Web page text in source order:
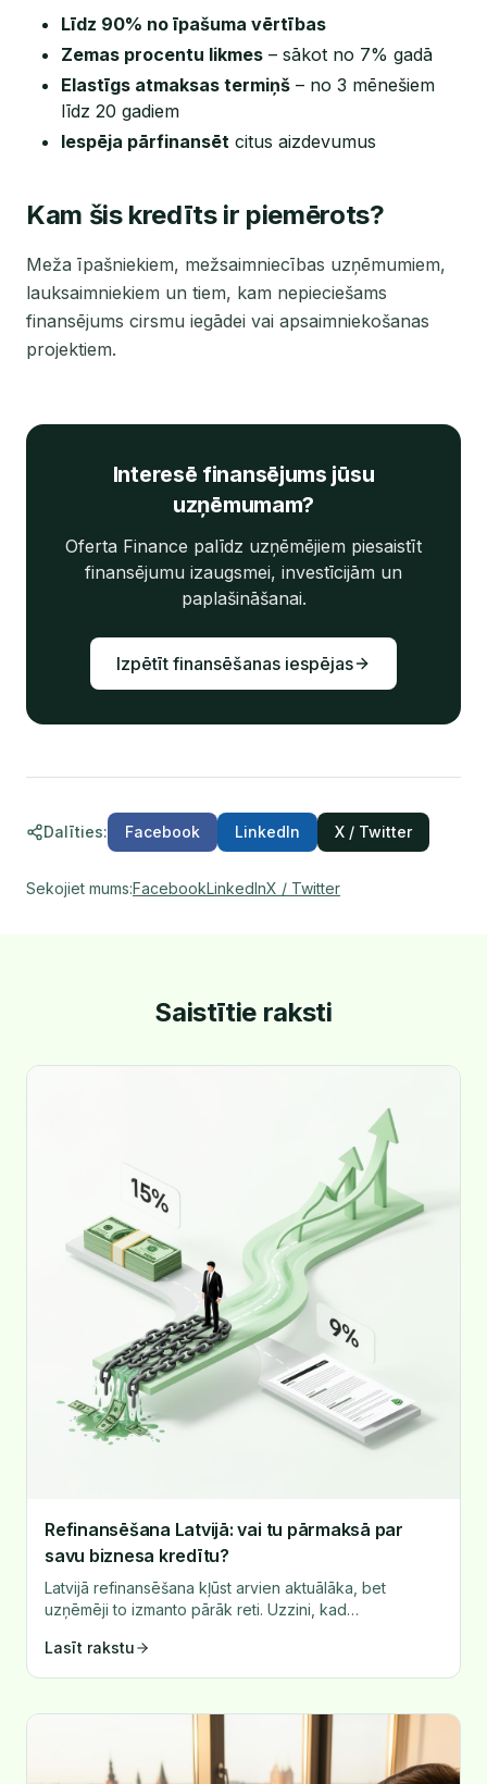
Līdz 90% no īpašuma vērtības
Zemas procentu likmes – sākot no 7% gadā
Elastīgs atmaksas termiņš – no 3 mēnešiem
līdz 20 gadiem
Iespēja pārfinansēt citus aizdevumus
Kam šis kredīts ir piemērots?
Meža īpašniekiem, mežsaimniecības uzņēmumiem,
lauksaimniekiem un tiem, kam nepieciešams
finansējums cirsmu iegādei vai apsaimniekošanas
projektiem.
Interesē finansējums jūsu
uzņēmumam?
Oferta Finance palīdz uzņēmējiem piesaistīt
finansējumu izaugsmei, investīcijām un
paplašināšanai.
Izpētīt finansēšanas iespējas
Dalīties: Facebook LinkedIn X / Twitter
Sekojiet mums:FacebookLinkedInX / Twitter
Saistītie raksti
Refinansēšana Latvijā: vai tu pārmaksā par
savu biznesa kredītu?
Latvijā refinansēšana kļūst arvien aktuālāka, bet
uzņēmēji to izmanto pārāk reti. Uzzini, kad
Lasīt rakstu